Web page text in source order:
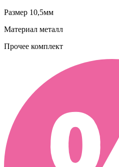
Размер 10,5мм
Материал металл
Прочее комплект